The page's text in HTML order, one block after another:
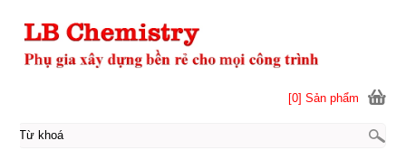
[0] Sản phẩm